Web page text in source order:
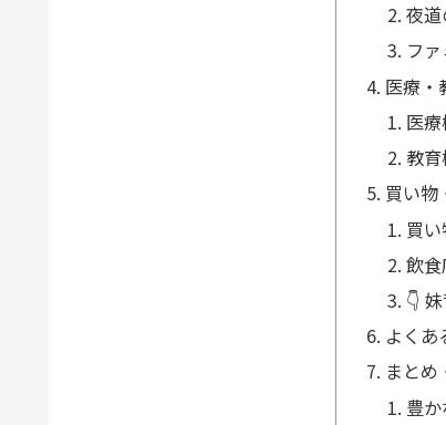
夜
フ
医療・
医
教
買い物
買
飲
👇
よくあ
まとめ
豊